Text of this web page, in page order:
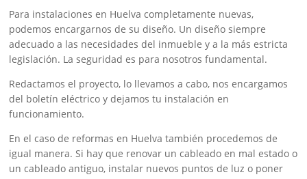
Para instalaciones en Huelva completamente nuevas,
podemos encargarnos de su diseño. Un diseño siempre
adecuado a las necesidades del inmueble y a la más estricta
legislación. La seguridad es para nosotros fundamental.
Redactamos el proyecto, lo llevamos a cabo, nos encargamos
del boletín eléctrico y dejamos tu instalación en
funcionamiento.
En el caso de reformas en Huelva también procedemos de
igual manera. Si hay que renovar un cableado en mal estado o
un cableado antiguo, instalar nuevos puntos de luz o poner